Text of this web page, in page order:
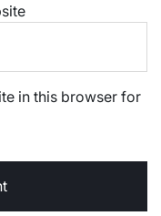
in this browser for